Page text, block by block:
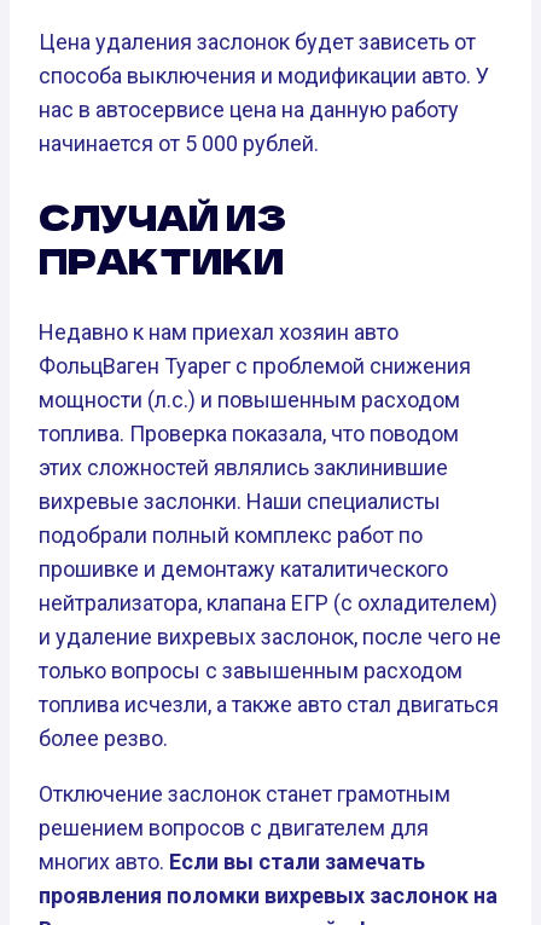
Цена удаления заслонок будет зависеть от
способа выключения и модификации авто. У
нас в автосервисе цена на данную работу
начинается от 5 000 рублей.
СЛУЧАЙ ИЗ
ПРАКТИКИ
Недавно к нам приехал хозяин авто
ФольцВаген Туарег с проблемой снижения
мощности (л.с.) и повышенным расходом
топлива. Проверка показала, что поводом
этих сложностей являлись заклинившие
вихревые заслонки. Наши специалисты
подобрали полный комплекс работ по
прошивке и демонтажу каталитического
нейтрализатора, клапана ЕГР (с охладителем)
и удаление вихревых заслонок, после чего не
только вопросы с завышенным расходом
топлива исчезли, а также авто стал двигаться
более резво.
Отключение заслонок станет грамотным
решением вопросов с двигателем для
многих авто. Если вы стали замечать
проявления поломки вихревых заслонок на